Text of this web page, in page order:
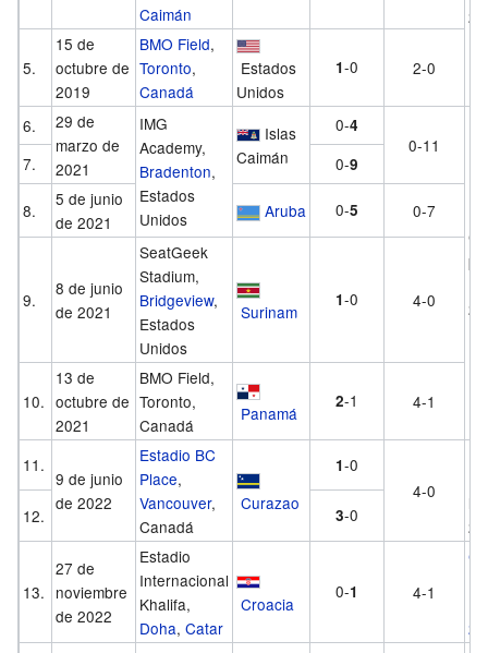
Caimán
5.
15 de
octubre de
2019
BMO Field,
Toronto,
Canadá
Estados
Unidos
1-0 2-0
6.
29 de
marzo de
2021
IMG
Academy,
Bradenton,
Estados
Unidos
Islas
Caimán
0-4
0-11
7. 0-9
8.
5 de junio
de 2021
Aruba 0-5 0-7
9.
8 de junio
de 2021
SeatGeek
Stadium,
Bridgeview,
Estados
Unidos
Surinam
1-0 4-0
10.
13 de
octubre de
2021
BMO Field,
Toronto,
Canadá
Panamá
2-1 4-1
11.
9 de junio
de 2022
Estadio BC
Place,
Vancouver,
Canadá
Curazao
1-0
4-0
12. 3-0
13.
27 de
noviembre
de 2022
Estadio
Internacional
Khalifa,
Doha, Catar
Croacia
0-1 4-1